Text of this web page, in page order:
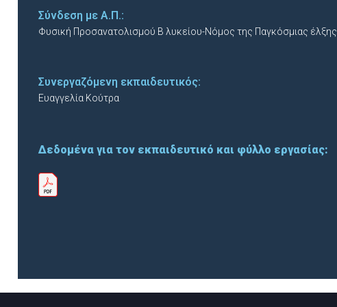
Σύνδεση με Α.Π.:
Φυσική Προσανατολισμού Β λυκείου-Νόμος της Παγκόσμιας έλξης
Συνεργαζόμενη εκπαιδευτικός:
Ευαγγελία Κούτρα
Δεδομένα για τον εκπαιδευτικό και φύλλο εργασίας: